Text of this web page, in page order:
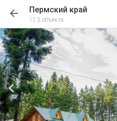
Пермский край
123 объекта